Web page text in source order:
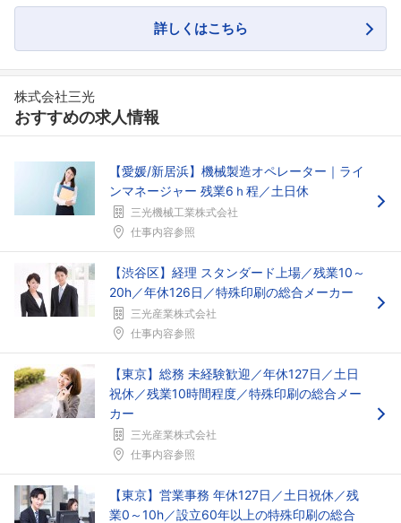
フォローしました
こちらの企業もフォローしませんか？
詳しくはこちら
株式会社三光
おすすめの求人情報
【愛媛/新居浜】機械製造オペレーター｜ライ
ンマネージャー 残業6ｈ程／土日休
三光機械工業株式会社
仕事内容参照
【渋谷区】経理 スタンダード上場／残業10～
20h／年休126日／特殊印刷の総合メーカー
三光産業株式会社
仕事内容参照
【東京】総務 未経験歓迎／年休127日／土日
祝休／残業10時間程度／特殊印刷の総合メー
カー
三光産業株式会社
仕事内容参照
【東京】営業事務 年休127日／土日祝休／残
業0～10h／設立60年以上の特殊印刷の総合